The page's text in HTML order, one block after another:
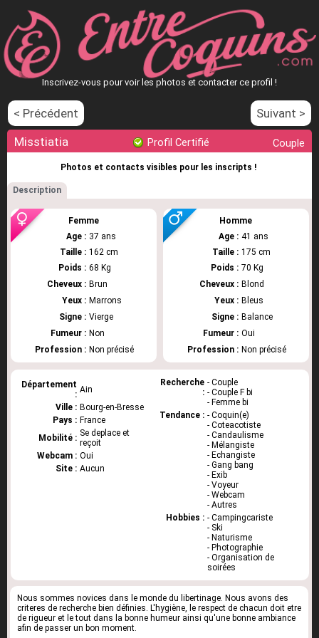
Inscrivez-vous pour voir les photos et contacter ce profil !
< Précédent
Suivant >
Misstiatia
Profil Certifié Couple
Photos et contacts visibles pour les inscripts !
Description
Femme
Age : 37 ans
Taille : 162 cm
Poids : 68 Kg
Cheveux : Brun
Yeux : Marrons
Signe : Vierge
Fumeur : Non
Profession : Non précisé
Homme
Age : 41 ans
Taille : 175 cm
Poids : 70 Kg
Cheveux : Blond
Yeux : Bleus
Signe : Balance
Fumeur : Oui
Profession : Non précisé
Département
: Ain
Ville : Bourg-en-Bresse
Pays : France
Mobilité : Se deplace et
reçoit
Webcam : Oui
Site : Aucun
Recherche
:
- Couple
- Couple F bi
- Femme bi
Tendance : - Coquin(e)
- Coteacotiste
- Candaulisme
- Mélangiste
- Echangiste
- Gang bang
- Exib
- Voyeur
- Webcam
- Autres
Hobbies : - Campingcariste
- Ski
- Naturisme
- Photographie
- Organisation de
soirées
Nous sommes novices dans le monde du libertinage. Nous avons des
criteres de recherche bien définies. L'hygiène, le respect de chacun doit etre
de rigueur et le tout dans la bonne humeur ainsi qu'une bonne ambiance
afin de passer un bon moment.